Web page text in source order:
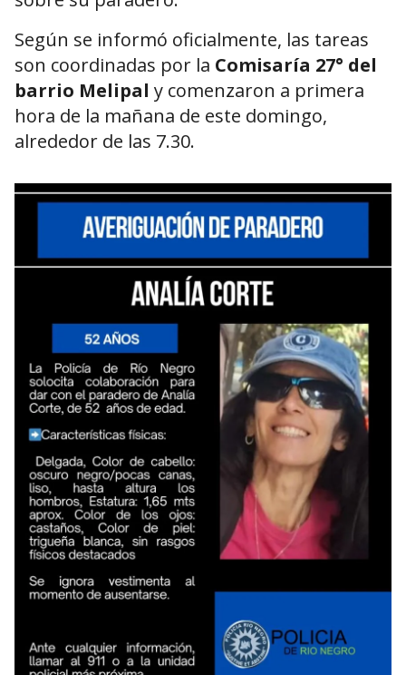
Según se informó oficialmente, las tareas
son coordinadas por la Comisaría 27° del
barrio Melipal y comenzaron a primera
hora de la mañana de este domingo,
alrededor de las 7.30.